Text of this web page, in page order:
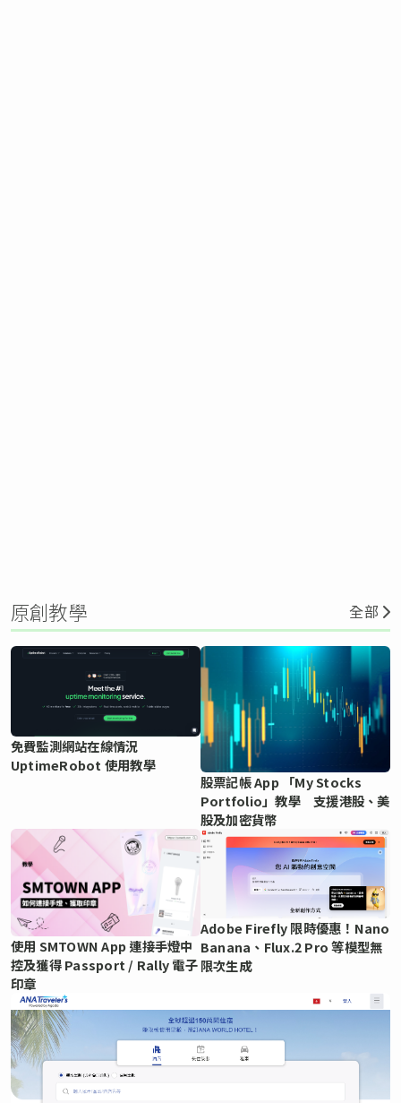
原創教學 全部
免費監測網站在線情況
UptimeRobot 使用教學
股票記帳 App 「My Stocks
Portfolio」教學 支援港股、美
股及加密貨幣
使用 SMTOWN App 連接手燈中
控及獲得 Passport / Rally 電子
印章
Adobe Firefly 限時優惠！Nano
Banana、Flux.2 Pro 等模型無
限次生成